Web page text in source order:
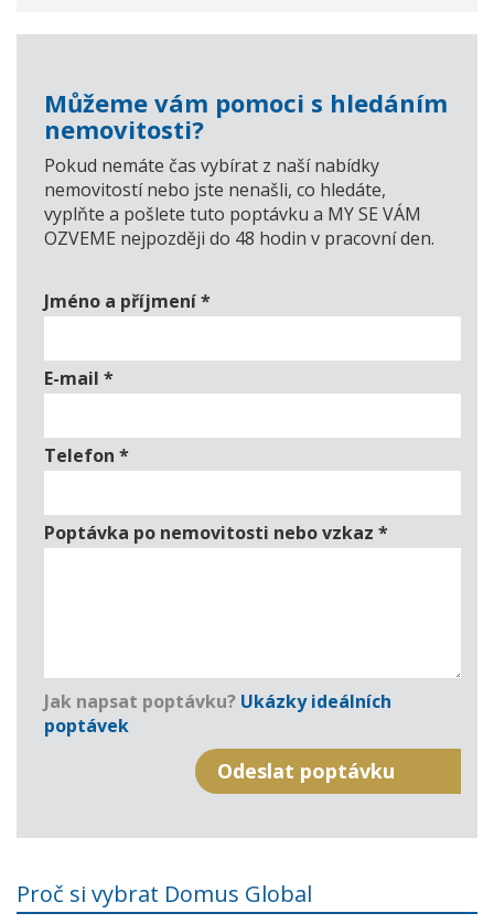
Můžeme vám pomoci s hledáním
nemovitosti?
Pokud nemáte čas vybírat z naší nabídky
nemovitostí nebo jste nenašli, co hledáte,
vyplňte a pošlete tuto poptávku a MY SE VÁM
OZVEME nejpozději do 48 hodin v pracovní den.
Jméno a příjmení*
E-mail *
Telefon *
Poptávka po nemovitosti nebo vzkaz *
Jak napsat poptávku? Ukázky ideálních
poptávek
Proč si vybrat Domus Global